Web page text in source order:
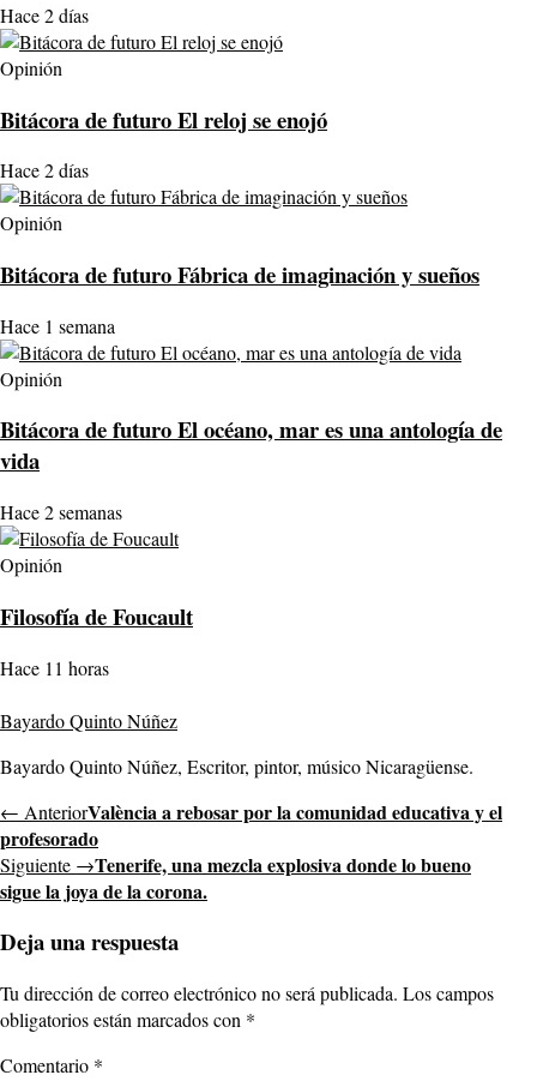
Hace 2 días
Opinión
Bitácora de futuro El reloj se enojó
Hace 2 días
Opinión
Bitácora de futuro Fábrica de imaginación y sueños
Hace 1 semana
Opinión
Bitácora de futuro El océano, mar es una antología de
vida
Hace 2 semanas
Opinión
Filosofía de Foucault
Hace 11 horas
Bayardo Quinto Núñez
Bayardo Quinto Núñez, Escritor, pintor, músico Nicaragüense.
← AnteriorValència a rebosar por la comunidad educativa y el
profesorado
Siguiente →Tenerife, una mezcla explosiva donde lo bueno
sigue la joya de la corona.
Deja una respuesta
Tu dirección de correo electrónico no será publicada. Los campos
obligatorios están marcados con *
Comentario *